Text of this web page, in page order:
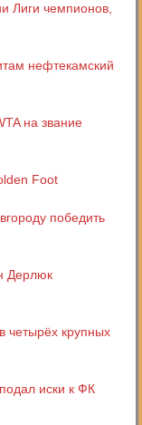
Лиги чемпионов,
нефтекамский
на звание
Foot
победить
Дерлюк
четырёх крупных
иски к ФК